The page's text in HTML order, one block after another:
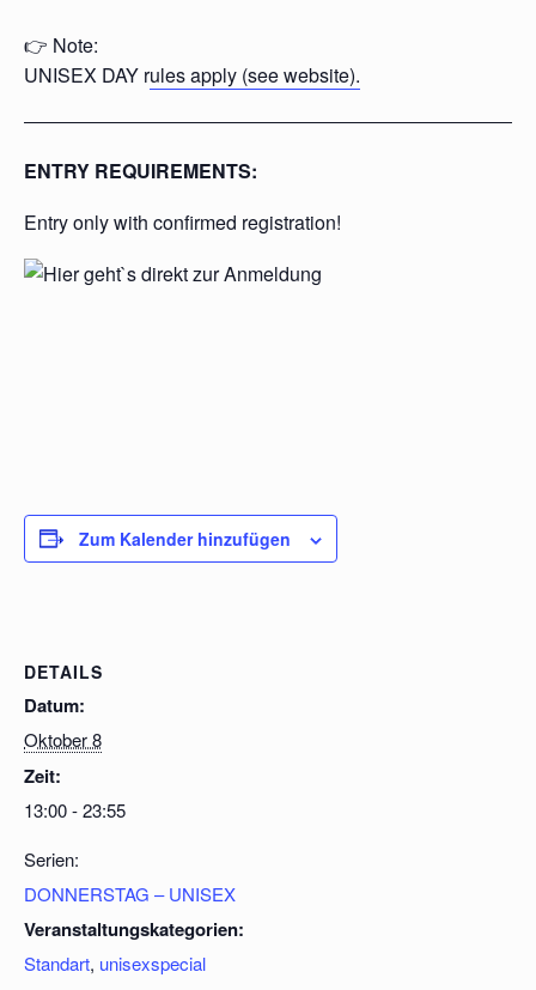
👉 Note:
UNISEX DAY rules apply (see website).
ENTRY REQUIREMENTS:
Entry only with confirmed registration!
Zum Kalender hinzufügen
DETAILS
Datum:
Oktober 8
Zeit:
13:00 - 23:55
Serien:
DONNERSTAG – UNISEX
Veranstaltungskategorien:
Standart, unisexspecial